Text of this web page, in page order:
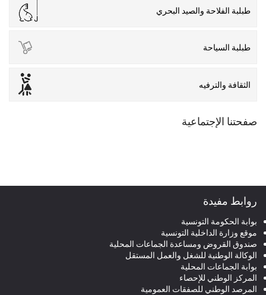
طبلبة الفلاحة والصيد البحري
طبلبة السياحة
الثقافة والترفيه
صفحتنا الإجتماعية
روابط مفيدة
بوابة الحكومة التونسية
موقع وزارة الداخلية التونسية
صندوق القروض ومساعدة الجماعات المحلية
الوكالة الوطنية للشغل والعمل المستقل
بوابة الجماعات المحلية
المركز الوطني للإحصاء
المرصد الوطني للصفقات العمومية